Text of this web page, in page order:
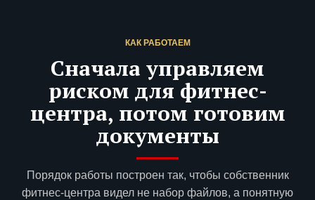
КАК РАБОТАЕМ
Сначала управляем
риском для фитнес-
центра, потом готовим
документы
Порядок работы построен так, чтобы собственник
фитнес-центра видел не набор файлов, а понятную